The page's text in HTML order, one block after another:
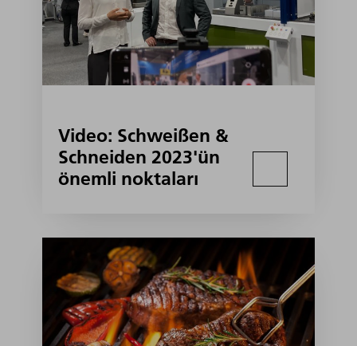
Video: Schweißen &
Schneiden 2023'ün
önemli noktaları